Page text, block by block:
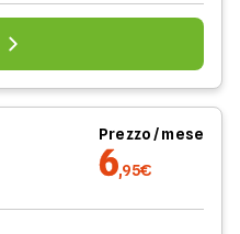
Prezzo / mese
6,95€